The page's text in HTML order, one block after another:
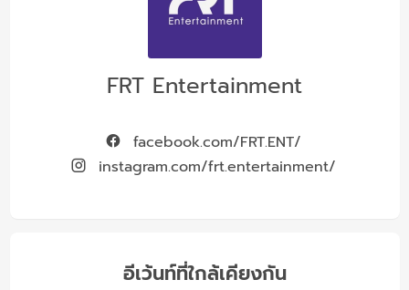
FRT Entertainment
facebook.com/FRT.ENT/
instagram.com/frt.entertainment/
อีเว้นท์ที่ใกล้เคียงกัน